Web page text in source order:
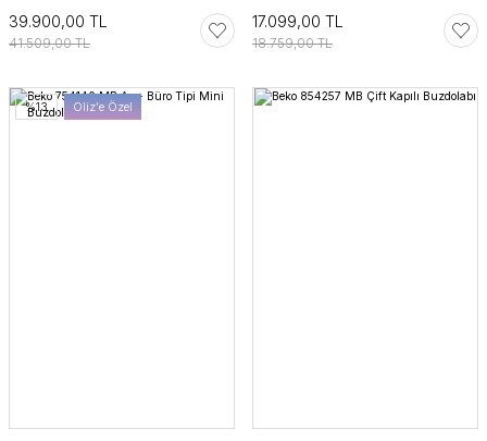
39.900,00 TL
41.509,00 TL
17.099,00 TL
18.759,00 TL
%13 Oliz'e Özel